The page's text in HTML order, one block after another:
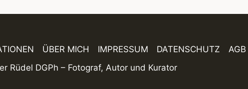
ÜBER MICH IMPRESSUM DATENSCHUTZ AGB
Rüdel DGPh – Fotograf, Autor und Kurator